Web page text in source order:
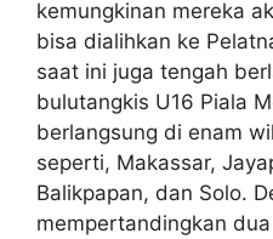
kemungkinan mereka
bisa dialihkan ke
saat ini juga tengah
bulutangkis U16 Piala
berlangsung di enam
seperti, Makassar,
Balikpapan, dan Solo.
mempertandingkan